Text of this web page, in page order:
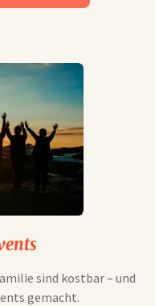
sind kostbar – und
gemacht.